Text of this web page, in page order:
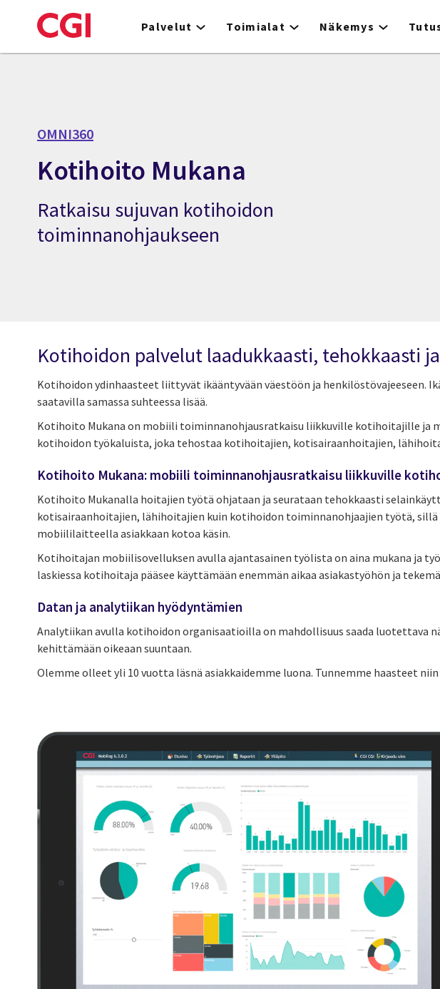
to
Palvelut Toimialat Näkemys
OMNI360
Kotihoito Mukana
Ratkaisu sujuvan kotihoidon
toiminnanohjaukseen
Kotihoidon palvelut laadukkaasti, tehokkaasti
Kotihoidon ydinhaasteet liittyvät ikääntyvään väestöön ja henkilöstövajeeseen.
saatavilla samassa suhteessa lisää.
Kotihoito Mukana on mobiili toiminnanohjausratkaisu liikkuville kotihoitajille ja
kotihoidon työkaluista, joka tehostaa kotihoitajien, kotisairaanhoitajien,
Kotihoito Mukana: mobiili toiminnanohjausratkaisu liikkuville
Kotihoito Mukanalla hoitajien työtä ohjataan ja seurataan tehokkaasti
kotisairaanhoitajien, lähihoitajien kuin kotihoidon toiminnanohjaajien työtä,
mobiililaitteella asiakkaan kotoa käsin.
Kotihoitajan mobiilisovelluksen avulla ajantasainen työlista on aina mukana ja
laskiessa kotihoitaja pääsee käyttämään enemmän aikaa asiakastyöhön ja
Datan ja analytiikan hyödyntämien
Analytiikan avulla kotihoidon organisaatioilla on mahdollisuus saada luotettava
kehittämään oikeaan suuntaan.
Olemme olleet yli 10 vuotta läsnä asiakkaidemme luona. Tunnemme haasteet